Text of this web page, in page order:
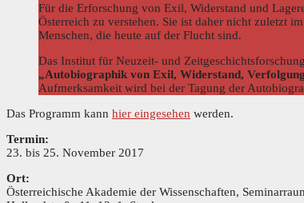
Für die Erforschung von Exil, Widerstand und
Österreich zu verstehen. Sie ist daher nicht zuletzt
Menschen, die heute auf der Flucht sind.
Das Institut für Neuzeit- und
„Autobiographik von Exil, Widerstand,
Aufmerksamkeit wird bei der Tagung der
Das Programm kann hier eingesehen werden.
Termin:
23. bis 25. November 2017
Ort:
Österreichische Akademie der Wissenschaften,